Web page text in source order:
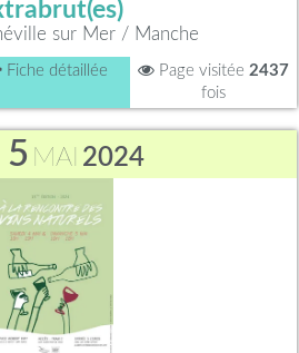
sur Mer / Manche
Fiche détaillée Page visitée 2437
fois
5 MAI 2024